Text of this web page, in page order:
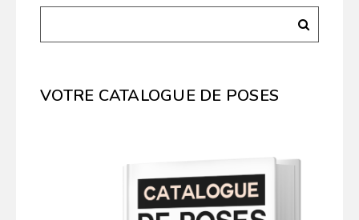
VOTRE CATALOGUE DE POSES